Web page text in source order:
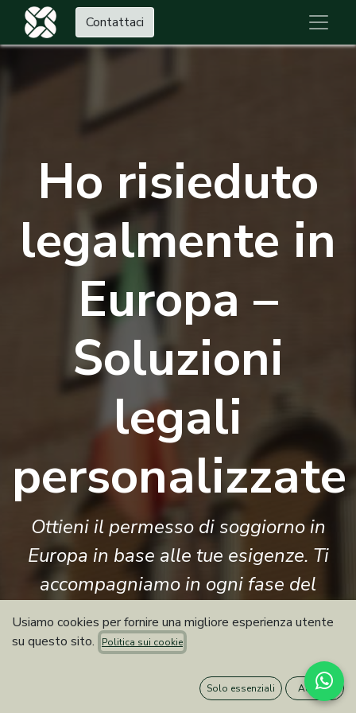
Contattaci
Ho risieduto
legalmente in
Europa –
Soluzioni
legali
personalizzate
Ottieni il permesso di soggiorno in
Europa in base alle tue esigenze. Ti
accompagniamo in ogni fase del
processo.
Controlla subito il tuo caso!
Usiamo cookies per fornire una migliore esperienza utente
su questo sito.
Politica sui cookie
Solo essenziali Accetto